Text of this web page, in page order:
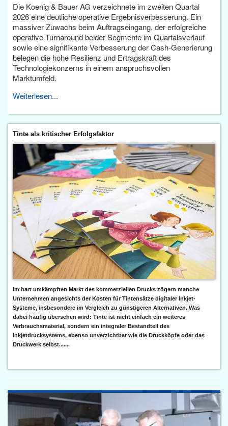
Die Koenig & Bauer AG verzeichnete im zweiten Quartal
2026 eine deutliche operative Ergebnisverbesserung. Ein
massiver Zuwachs beim Auftragseingang, der erfolgreiche
operative Turnaround beider Segmente im Quartalsverlauf
sowie eine signifikante Verbesserung der Cash-Generierung
belegen die hohe Resilienz und Ertragskraft des
Technologiekonzerns in einem anspruchsvollen
Marktumfeld.
Weiterlesen...
Tinte als kritischer Erfolgsfaktor
Im hart umkämpften Markt des kommerziellen Drucks zögern manche
Unternehmen angesichts der Kosten für Tintensätze digitaler Inkjet-
Systeme, insbesondere im Vergleich zu günstigeren Alternativen. Was
dabei häufig übersehen wird: Tinte ist nicht einfach ein weiteres
Verbrauchsmaterial, sondern ein integraler Bestandteil des
Inkjetdrucksystems, ebenso unverzichtbar wie die Druckköpfe oder das
Druckwerk selbst.......